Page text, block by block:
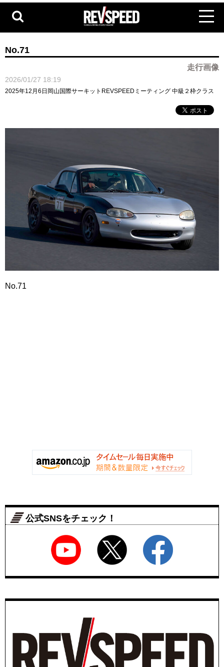
No.71
走行画像
2026/01/27 18:19
2025年12月6日岡山国際サーキットREVSPEEDミーティング 中級２枠クラス
No.71
公式SNSをチェック！